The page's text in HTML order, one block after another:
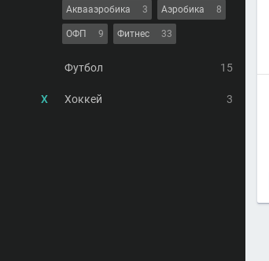
Аквааэробика 3 Аэробика 8
ОФП 9 Фитнес 33
Футбол 15
Х Хоккей 3